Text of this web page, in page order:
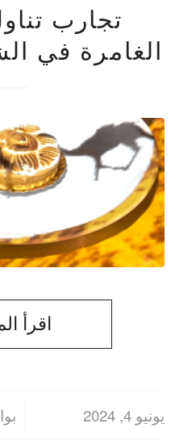
تجارب
الغامرة في
اقرأ
يونيو 4, 2024